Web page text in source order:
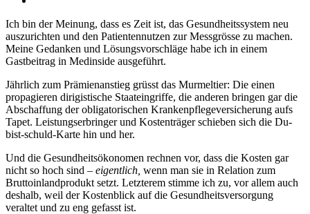
Ich bin der Meinung, dass es Zeit ist, das Gesundheitssystem neu
auszurichten und den Patientennutzen zur Messgrösse zu machen.
Meine Gedanken und Lösungsvorschläge habe ich in einem
Gastbeitrag in Medinside ausgeführt.
Jährlich zum Prämienanstieg grüsst das Murmeltier: Die einen
propagieren dirigistische Staateingriffe, die anderen bringen gar die
Abschaffung der obligatorischen Krankenpflegeversicherung aufs
Tapet. Leistungserbringer und Kostenträger schieben sich die Du-
bist-schuld-Karte hin und her.
Und die Gesundheitsökonomen rechnen vor, dass die Kosten gar
nicht so hoch sind – eigentlich, wenn man sie in Relation zum
Bruttoinlandprodukt setzt. Letzterem stimme ich zu, vor allem auch
deshalb, weil der Kostenblick auf die Gesundheitsversorgung
veraltet und zu eng gefasst ist.